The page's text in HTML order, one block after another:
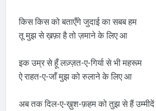
किस किस को बताएँगे जुदाई का सबब हम
तू मुझ से ख़फ़ा है तो ज़माने के लिए आ
इक उम्र से हूँ लज़्ज़त-ए-गिर्या से भी महरूम
ऐ राहत-ए-जाँ मुझ को रुलाने के लिए आ
अब तक दिल-ए-ख़ुश-फ़हम को तुझ से हैं उम्मीदें